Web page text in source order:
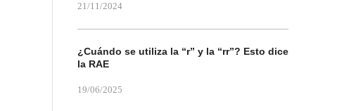
21/11/2024
¿Cuándo se utiliza la “r” y la “rr”? Esto dice
la RAE
19/06/2025